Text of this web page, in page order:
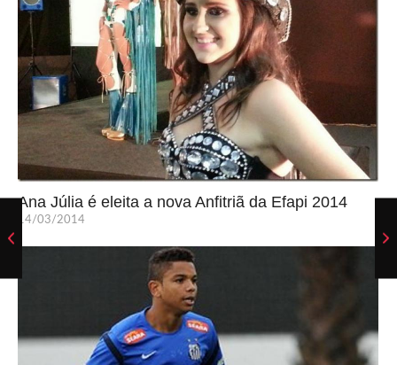
Ana Júlia é eleita a nova Anfitriã da Efapi 2014
14/03/2014